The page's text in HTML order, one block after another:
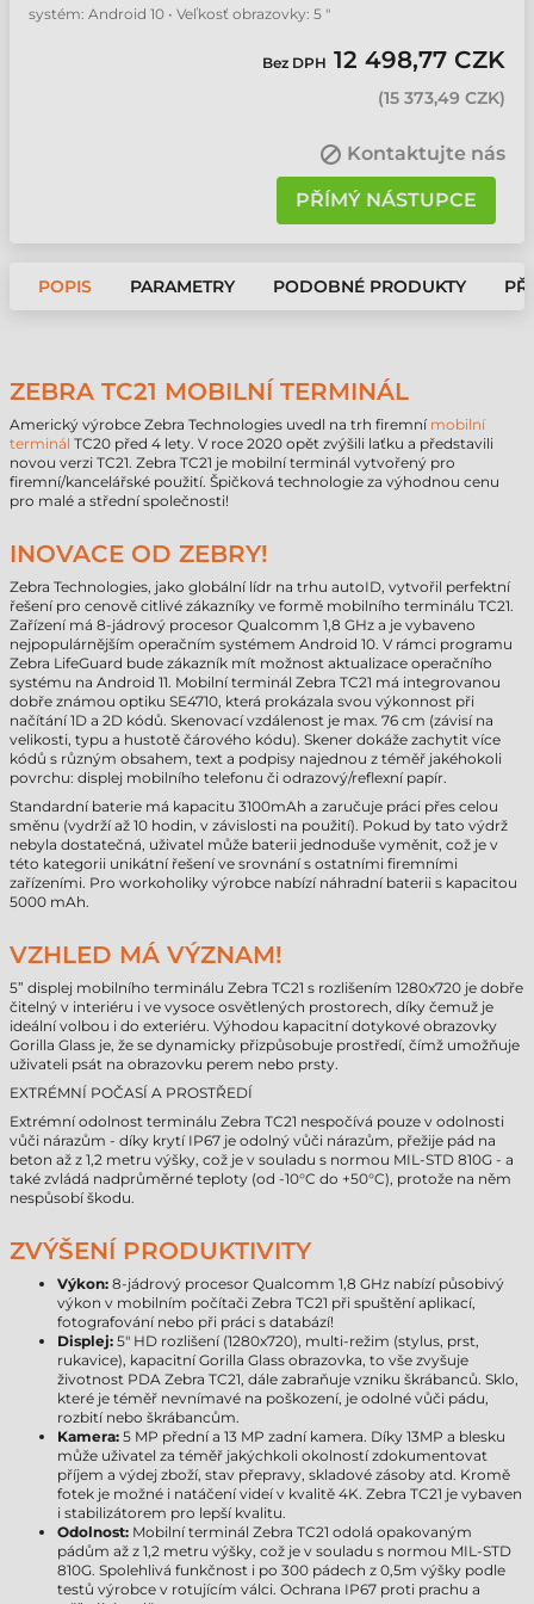
systém: Android 10 • Veľkosť obrazovky: 5 "
Bez DPH 12 498,77 CZK
(15 373,49 CZK)
Kontaktujte nás
PŘÍMÝ NÁSTUPCE
POPIS PARAMETRY PODOBNÉ PRODUKTY
ZEBRA TC21 MOBILNÍ TERMINÁL
Americký výrobce Zebra Technologies uvedl na trh firemní mobilní
terminál TC20 před 4 lety. V roce 2020 opět zvýšili laťku a představili
novou verzi TC21. Zebra TC21 je mobilní terminál vytvořený pro
firemní/kancelářské použití. Špičková technologie za výhodnou cenu
pro malé a střední společnosti!
INOVACE OD ZEBRY!
Zebra Technologies, jako globální lídr na trhu autoID, vytvořil perfektní
řešení pro cenově citlivé zákazníky ve formě mobilního terminálu TC21.
Zařízení má 8-jádrový procesor Qualcomm 1,8 GHz a je vybaveno
nejpopulárnějším operačním systémem Android 10. V rámci programu
Zebra LifeGuard bude zákazník mít možnost aktualizace operačního
systému na Android 11. Mobilní terminál Zebra TC21 má integrovanou
dobře známou optiku SE4710, která prokázala svou výkonnost při
načítání 1D a 2D kódů. Skenovací vzdálenost je max. 76 cm (závisí na
velikosti, typu a hustotě čárového kódu). Skener dokáže zachytit více
kódů s různým obsahem, text a podpisy najednou z téměř jakéhokoli
povrchu: displej mobilního telefonu či odrazový/reflexní papír.
Standardní baterie má kapacitu 3100mAh a zaručuje práci přes celou
směnu (vydrží až 10 hodin, v závislosti na použití). Pokud by tato výdrž
nebyla dostatečná, uživatel může baterii jednoduše vyměnit, což je v
této kategorii unikátní řešení ve srovnání s ostatními firemními
zařízeními. Pro workoholiky výrobce nabízí náhradní baterii s kapacitou
5000 mAh.
VZHLED MÁ VÝZNAM!
5” displej mobilního terminálu Zebra TC21 s rozlišením 1280x720 je dobře
čitelný v interiéru i ve vysoce osvětlených prostorech, díky čemuž je
ideální volbou i do exteriéru. Výhodou kapacitní dotykové obrazovky
Gorilla Glass je, že se dynamicky přizpůsobuje prostředí, čímž umožňuje
uživateli psát na obrazovku perem nebo prsty.
EXTRÉMNÍ POČASÍ A PROSTŘEDÍ
Extrémní odolnost terminálu Zebra TC21 nespočívá pouze v odolnosti
vůči nárazům - díky krytí IP67 je odolný vůči nárazům, přežije pád na
beton až z 1,2 metru výšky, což je v souladu s normou MIL-STD 810G - a
také zvládá nadprůměrné teploty (od -10°C do +50°C), protože na něm
nespůsobí škodu.
ZVÝŠENÍ PRODUKTIVITY
Výkon: 8-jádrový procesor Qualcomm 1,8 GHz nabízí působivý
výkon v mobilním počítači Zebra TC21 při spuštění aplikací,
fotografování nebo při práci s databází!
Displej: 5" HD rozlišení (1280x720), multi-režim (stylus, prst,
rukavice), kapacitní Gorilla Glass obrazovka, to vše zvyšuje
životnost PDA Zebra TC21, dále zabraňuje vzniku škrábanců. Sklo,
které je téměř nevnímavé na poškození, je odolné vůči pádu,
rozbití nebo škrábancům.
Kamera: 5 MP přední a 13 MP zadní kamera. Díky 13MP a blesku
může uživatel za téměř jakýchkoli okolností zdokumentovat
příjem a výdej zboží, stav přepravy, skladové zásoby atd. Kromě
fotek je možné i natáčení videí v kvalitě 4K. Zebra TC21 je vybaven
i stabilizátorem pro lepší kvalitu.
Odolnost: Mobilní terminál Zebra TC21 odolá opakovaným
pádům až z 1,2 metru výšky, což je v souladu s normou MIL-STD
810G. Spolehlivá funkčnost i po 300 pádech z 0,5m výšky podle
testů výrobce v rotujícím válci. Ochrana IP67 proti prachu a